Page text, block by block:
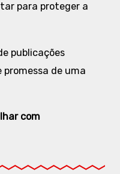
para proteger a
publicações
promessa de uma
com